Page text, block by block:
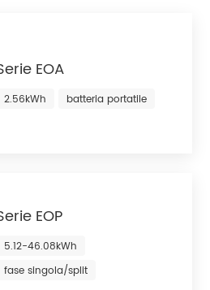
EOA
2.56kWh batteria portatile
EOP
5.12-46.08kWh
fase singola/split